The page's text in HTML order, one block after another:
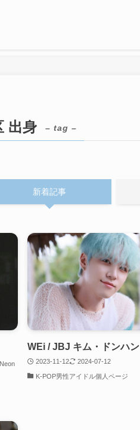
出身 – tag –
新着記事
Neon
WEi / JBJ キム・ドンハン
2023-11-12 2024-07-12
K-POP男性アイドル個人ページ